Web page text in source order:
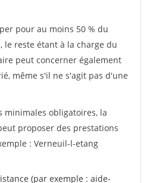
pour au moins 50 % du
le reste étant à la charge du
peut concerner également
même s'il ne s'agit pas d'une
minimales obligatoires, la
proposer des prestations
: Verneuil-l-etang
(par exemple : aide-